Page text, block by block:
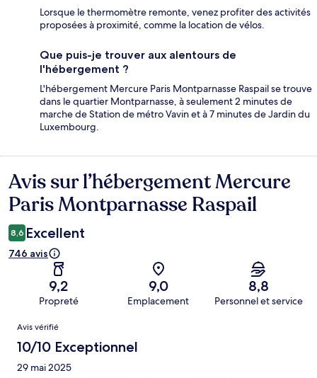
Lorsque le thermomètre remonte, venez profiter des activités
proposées à proximité, comme la location de vélos.
Que puis-je trouver aux alentours de
l'hébergement ?
L'hébergement Mercure Paris Montparnasse Raspail se trouve
dans le quartier Montparnasse, à seulement 2 minutes de
marche de Station de métro Vavin et à 7 minutes de Jardin du
Luxembourg.
Avis
Avis sur l’hébergement Mercure
Paris Montparnasse Raspail
8,6 Excellent
746 avis
9,2
Propreté
9,0
Emplacement
8,8
Personnel et service
Avis
Avis vérifié
10/10 Exceptionnel
29 mai 2025